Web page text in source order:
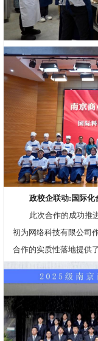
政校企联动:国际化
此次合作的成功推
初为网络科技有限公司
合作的实质性落地提供